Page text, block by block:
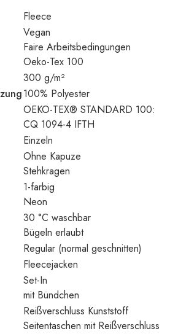
Fleece
Vegan
Faire Arbeitsbedingungen
Oeko-Tex 100
300 g/m²
100% Polyester
OEKO-TEX® STANDARD 100:
CQ 1094-4 IFTH
Einzeln
Ohne Kapuze
Stehkragen
1-farbig
Neon
30 °C waschbar
Bügeln erlaubt
Regular (normal geschnitten)
Fleecejacken
Set-In
mit Bündchen
Reißverschluss Kunststoff
Seitentaschen mit Reißverschluss